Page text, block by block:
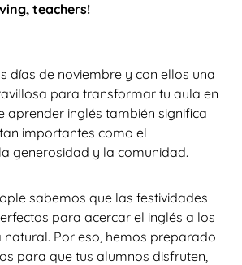
teachers!
días de noviembre y con ellos una
para transformar tu aula en
aprender inglés también significa
importantes como el
generosidad y la comunidad.
sabemos que las festividades
para acercar el inglés a los
Por eso, hemos preparado
para que tus alumnos disfruten,